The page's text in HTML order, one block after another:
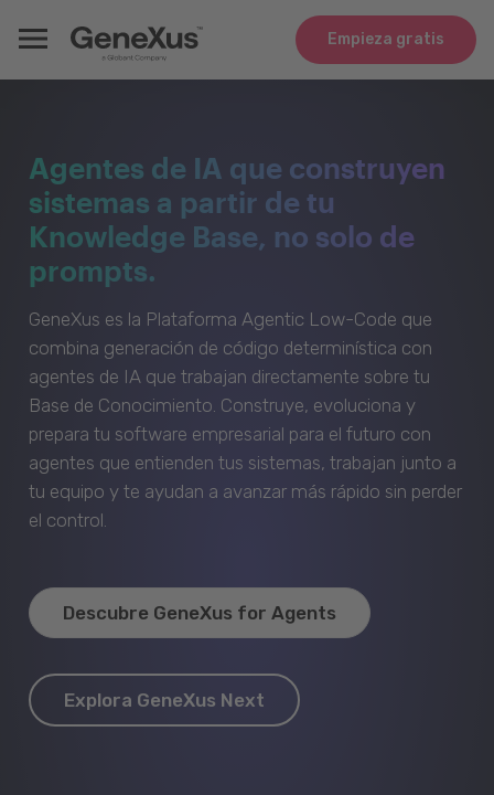
Empieza gratis
Agentes de IA que construyen
sistemas a partir de tu
Knowledge Base, no solo de
prompts.
GeneXus es la Plataforma Agentic Low-Code que
combina generación de código determinística con
agentes de IA que trabajan directamente sobre tu
Base de Conocimiento. Construye, evoluciona y
prepara tu software empresarial para el futuro con
agentes que entienden tus sistemas, trabajan junto a
tu equipo y te ayudan a avanzar más rápido sin perder
el control.
Descubre GeneXus for Agents
Explora GeneXus Next